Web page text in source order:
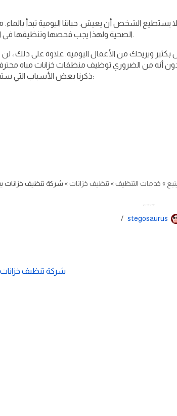
يستطيع الشخص أن يعيش. حياتنا اليومية تبدأ
الصحية ولهذا يجب فحصها وتنظيفها في الوقت المناسب.
ويريحك من الأعمال اليومية. علاوة على ذلك ،
أنه من الضروري توظيف منظفات خزانات مياه
ذكرنا بعض الأسباب التي ستجعلك تغير رأيك:
ينبع » خدمات التنظيف» تنظيف خزانات» شركة تنظيف خزانات
شركة تنظيف خزانات بينبع
stegosaurus
شركة تنظيف خزانات